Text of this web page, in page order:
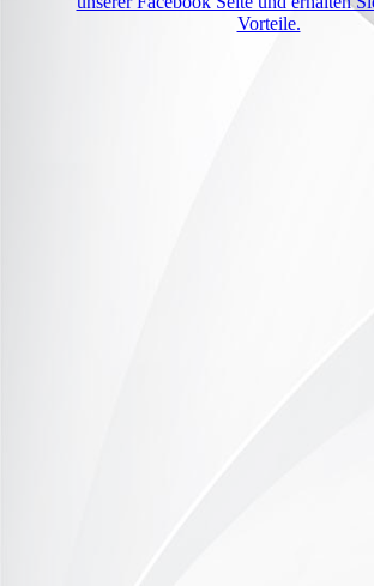
Vorteile.